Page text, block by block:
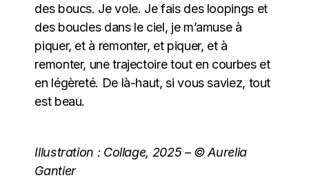
des boucs. Je vole. Je fais des loopings et
des boucles dans le ciel, je m’amuse à
piquer, et à remonter, et piquer, et à
remonter, une trajectoire tout en courbes et
en légèreté. De là-haut, si vous saviez, tout
est beau.
Illustration : Collage, 2025 – © Aurelia
Gantier